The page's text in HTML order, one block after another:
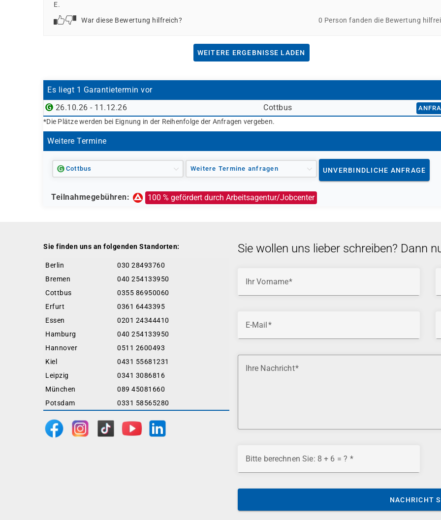
E.
War diese Bewertung hilfreich?
0 Person fanden die Bewertung
WEITERE ERGEBNISSE LADEN
Es liegt 1 Garantietermin vor
26.10.26 - 11.12.26
Cottbus
*Die Plätze werden bei Eignung in der Reihenfolge der Anfragen vergeben.
Weitere Termine
Cottbus Weitere Termine anfragen UNVERBINDLICHE ANFRAGE
Teilnahmegebühren: 100 % gefördert durch Arbeitsagentur/Jobcenter
Sie finden uns an folgenden Standorten:
Berlin
030 28493760
Bremen
040 254133950
Cottbus
0355 86950060
Erfurt
0361 6443395
Essen
0201 24344410
Hamburg
040 254133950
Hannover
0511 2600493
Kiel
0431 55681231
Leipzig
0341 3086816
München
089 45081660
Potsdam
0331 58565280
Sie wollen uns lieber schreiben? Dann
Ihr Vorname
E-Mail
Ihre Nachricht
Bitte berechnen Sie: 8 + 6 = ?
NACHRICHT